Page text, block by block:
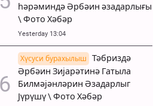
һәрәминдә Әрбәин әзадарлығы
\ Фото Хәбәр
Yesterday 13:04
Хүсуси бурахылыш
Тәбриздә
Әрбәин Зијарәтинә Гатыла
Билмәјәнләрин Әзадарлыг
Јүрүшү \ Фото Хәбәр